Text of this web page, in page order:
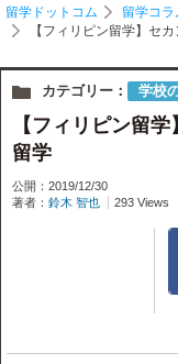
留学ドットコム
留学コラ
【フィリピン留学】セ
カテゴリー： 学校
【フィリピン留
留学
公開：2019/12/30
著者： 鈴木 智也 293 Views